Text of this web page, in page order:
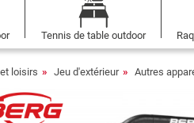
Tennis de table outdoor
loisirs Jeu d'extérieur Autres